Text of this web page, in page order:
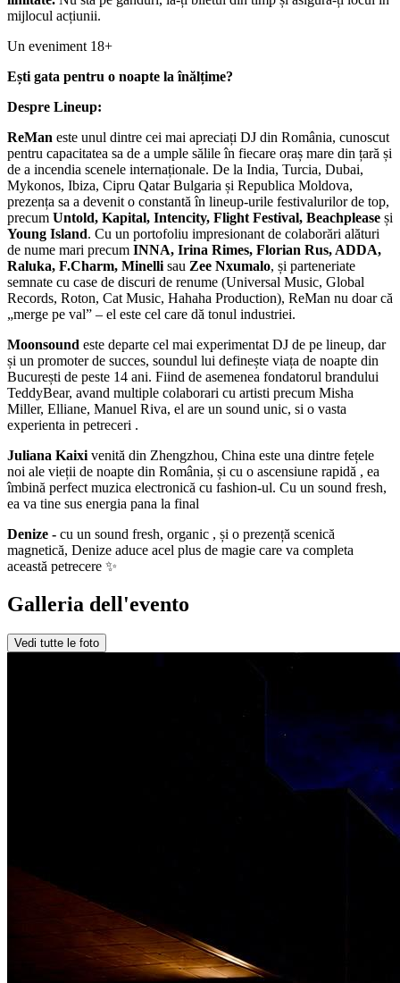
mijlocul acțiunii.
Un eveniment 18+
Ești gata pentru o noapte la înălțime?
Despre Lineup:
ReMan este unul dintre cei mai apreciați DJ din România, cunoscut
pentru capacitatea sa de a umple sălile în fiecare oraș mare din țară și
de a incendia scenele internaționale. De la India, Turcia, Dubai,
Mykonos, Ibiza, Cipru Qatar Bulgaria și Republica Moldova,
prezența sa a devenit o constantă în lineup-urile festivalurilor de top,
precum Untold, Kapital, Intencity, Flight Festival, Beachplease și
Young Island. Cu un portofoliu impresionant de colaborări alături
de nume mari precum INNA, Irina Rimes, Florian Rus, ADDA,
Raluka, F.Charm, Minelli sau Zee Nxumalo, și parteneriate
semnate cu case de discuri de renume (Universal Music, Global
Records, Roton, Cat Music, Hahaha Production), ReMan nu doar că
„merge pe val” – el este cel care dă tonul industriei.
Moonsound este departe cel mai experimentat DJ de pe lineup, dar
și un promoter de succes, soundul lui definește viața de noapte din
București de peste 14 ani. Fiind de asemenea fondatorul brandului
TeddyBear, avand multiple colaborari cu artisti precum Misha
Miller, Elliane, Manuel Riva, el are un sound unic, si o vasta
experienta in petreceri .
Juliana Kaixi venită din Zhengzhou, China este una dintre fețele
noi ale vieții de noapte din România, și cu o ascensiune rapidă , ea
îmbină perfect muzica electronică cu fashion-ul. Cu un sound fresh,
ea va tine sus energia pana la final
Denize - cu un sound fresh, organic , și o prezență scenică
magnetică, Denize aduce acel plus de magie care va completa
această petrecere ✨
Galleria dell'evento
Vedi tutte le foto